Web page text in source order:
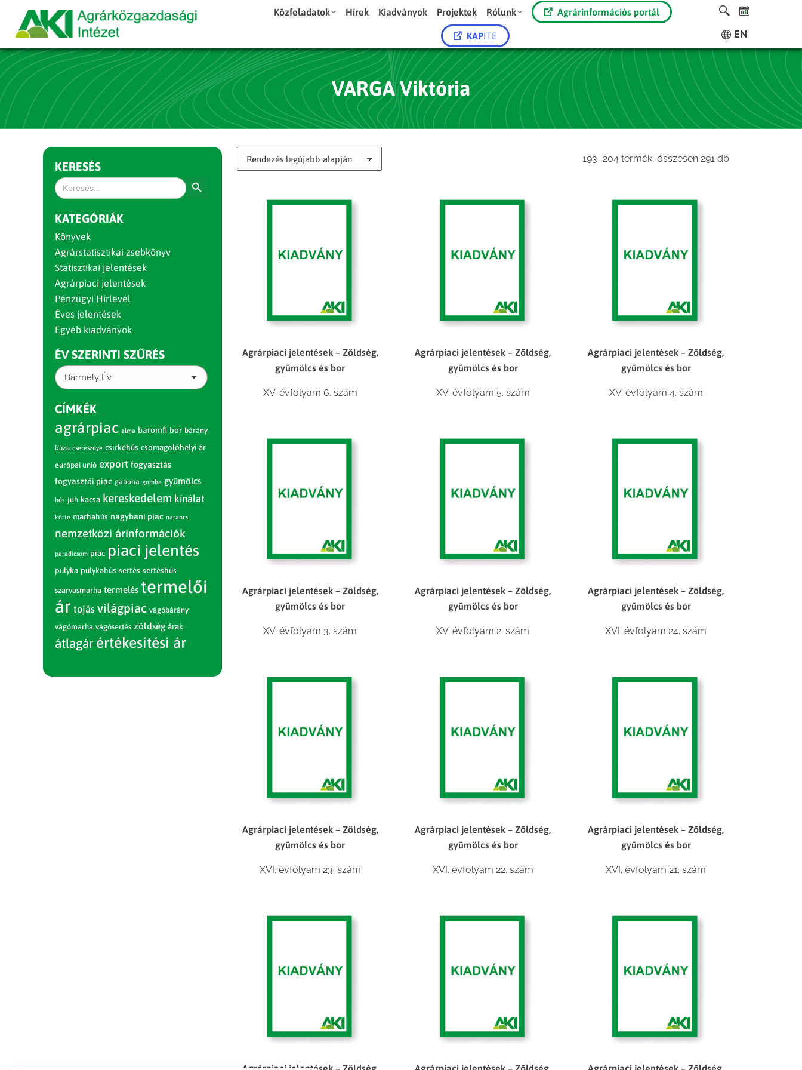
Közfeladatok Hírek Kiadványok Projektek Rólunk Agrárinformációs portál
KAPITE EN
VARGA Viktória
193–204 termék, összesen 291 dbSorted
Agrárpiaci jelentések – Zöldség,
gyümölcs és bor
XV. évfolyam 6. szám
Agrárpiaci jelentések – Zöldség,
gyümölcs és bor
XV. évfolyam 5. szám
Agrárpiaci jelentések – Zöldség,
gyümölcs és bor
XV. évfolyam 4. szám
Agrárpiaci jelentések – Zöldség,
gyümölcs és bor
XV. évfolyam 3. szám
Agrárpiaci jelentések – Zöldség,
gyümölcs és bor
XV. évfolyam 2. szám
Agrárpiaci jelentések – Zöldség,
gyümölcs és bor
XVI. évfolyam 24. szám
Agrárpiaci jelentések – Zöldség,
gyümölcs és bor
XVI. évfolyam 23. szám
Agrárpiaci jelentések – Zöldség,
gyümölcs és bor
XVI. évfolyam 22. szám
Agrárpiaci jelentések – Zöldség,
gyümölcs és bor
XVI. évfolyam 21. szám
KERESÉS
Search
for:
KATEGÓRIÁK
Könyvek
Agrárstatisztikai zsebkönyv
Statisztikai jelentések
Agrárpiaci jelentések
Pénzügyi Hírlevél
Éves jelentések
Egyéb kiadványok
ÉV SZERINTI SZŰRÉS
Bármely Év
CÍMKÉK
agrárpiac alma baromfi bor bárány
búza cseresznye csirkehús csomagolóhelyi ár
európai unió export fogyasztás
fogyasztói piac gabona gomba gyümölcs
hús juh kacsa kereskedelem kínálat
körte marhahús nagybani piac narancs
nemzetközi árinformációk
paradicsom piac piaci jelentés
pulyka pulykahús sertés sertéshús
szarvasmarha termelés termelői
ár tojás világpiac vágóbárány
vágómarha vágósertés zöldség árak
átlagár értékesítési ár